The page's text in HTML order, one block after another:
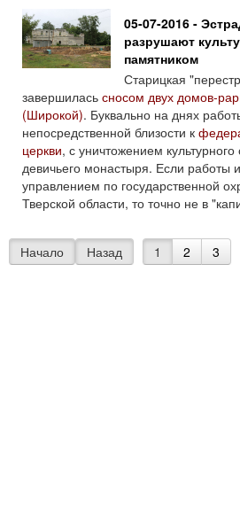
05-07-2016 -
разрушают
памятником
Старицкая
завершилась сносом двух домов-
(Широкой). Буквально на днях
непосредственной близости к
церкви, с уничтожением
девичьего монастыря. Если работы
управлением по государственной
Тверской области, то точно не в
Начало Назад 1 2 3